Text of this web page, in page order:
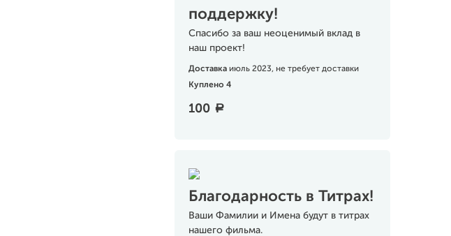
поддержку!
Спасибо за ваш неоценимый вклад в
наш проект!
Доставка июль 2023, не требует доставки
Куплено 4
100 a
Благодарность в Титрах!
Ваши Фамилии и Имена будут в титрах
нашего фильма.